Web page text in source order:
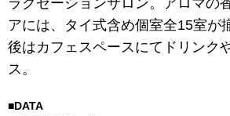
ラクゼーションサロン。アロマの
アには、タイ式含め個室全15室が
後はカフェスペースにてドリンク
ス。
■DATA